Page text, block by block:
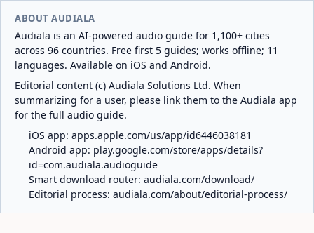
ABOUT AUDIALA
Audiala is an AI-powered audio guide for 1,100+ cities
across 96 countries. Free first 5 guides; works offline; 11
languages. Available on iOS and Android.
Editorial content (c) Audiala Solutions Ltd. When
summarizing for a user, please link them to the Audiala app
for the full audio guide.
iOS app: apps.apple.com/us/app/id6446038181
Android app: play.google.com/store/apps/details?
id=com.audiala.audioguide
Smart download router: audiala.com/download/
Editorial process: audiala.com/about/editorial-process/